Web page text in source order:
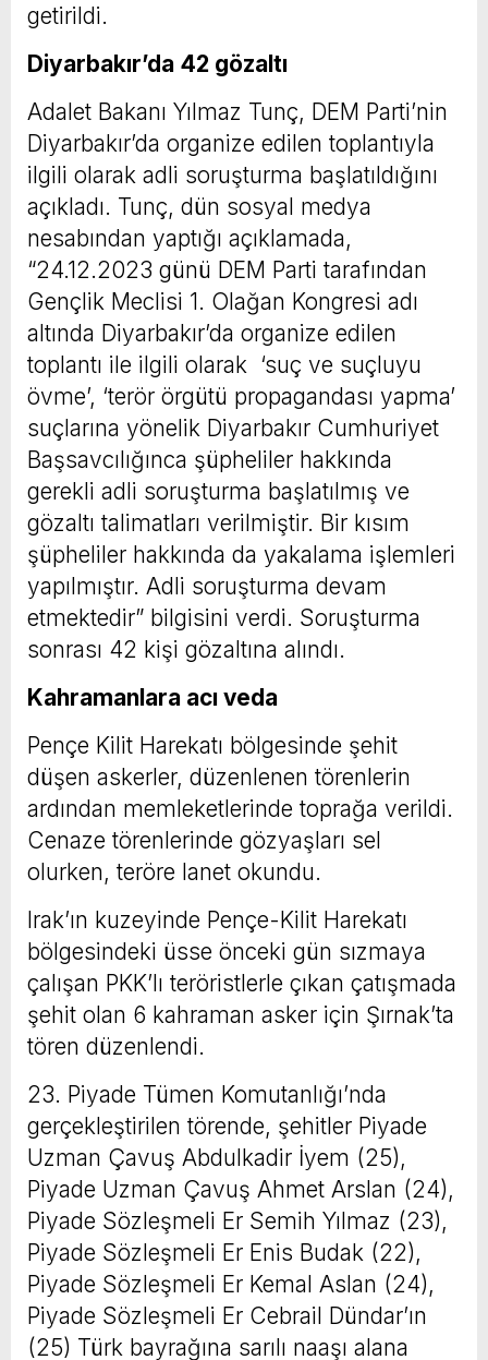
getirildi.
Diyarbakır’da 42 gözaltı
Adalet Bakanı Yılmaz Tunç, DEM Parti’nin
Diyarbakır’da organize edilen toplantıyla
ilgili olarak adli soruşturma başlatıldığını
açıkladı. Tunç, dün sosyal medya
nesabından yaptığı açıklamada,
“24.12.2023 günü DEM Parti tarafından
Gençlik Meclisi 1. Olağan Kongresi adı
altında Diyarbakır’da organize edilen
toplantı ile ilgili olarak ‘suç ve suçluyu
övme’, ‘terör örgütü propagandası yapma’
suçlarına yönelik Diyarbakır Cumhuriyet
Başsavcılığınca şüpheliler hakkında
gerekli adli soruşturma başlatılmış ve
gözaltı talimatları verilmiştir. Bir kısım
şüpheliler hakkında da yakalama işlemleri
yapılmıştır. Adli soruşturma devam
etmektedir” bilgisini verdi. Soruşturma
sonrası 42 kişi gözaltına alındı.
Kahramanlara acı veda
Pençe Kilit Harekatı bölgesinde şehit
düşen askerler, düzenlenen törenlerin
ardından memleketlerinde toprağa verildi.
Cenaze törenlerinde gözyaşları sel
olurken, teröre lanet okundu.
Irak’ın kuzeyinde Pençe-Kilit Harekatı
bölgesindeki üsse önceki gün sızmaya
çalışan PKK’lı teröristlerle çıkan çatışmada
şehit olan 6 kahraman asker için Şırnak’ta
tören düzenlendi.
23. Piyade Tümen Komutanlığı’nda
gerçekleştirilen törende, şehitler Piyade
Uzman Çavuş Abdulkadir İyem (25),
Piyade Uzman Çavuş Ahmet Arslan (24),
Piyade Sözleşmeli Er Semih Yılmaz (23),
Piyade Sözleşmeli Er Enis Budak (22),
Piyade Sözleşmeli Er Kemal Aslan (24),
Piyade Sözleşmeli Er Cebrail Dündar’ın
(25) Türk bayrağına sarılı naaşı alana